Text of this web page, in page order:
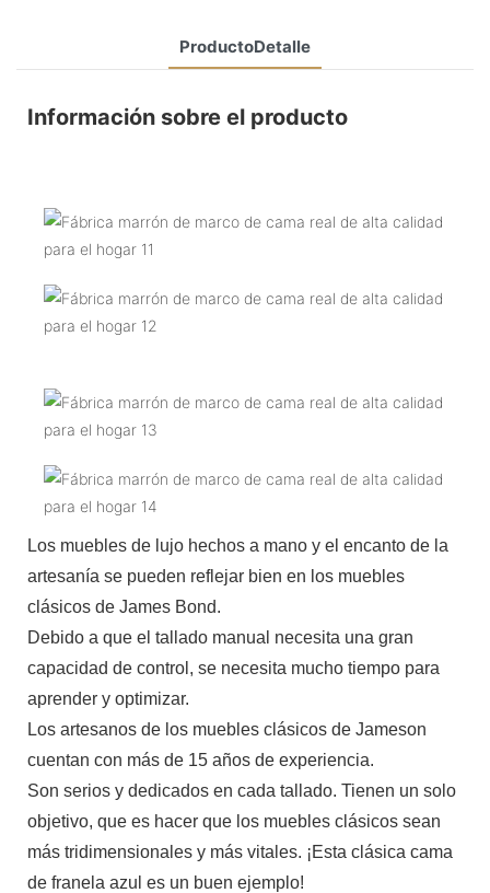
ProductoDetalle
Información sobre el producto
Los muebles de lujo hechos a mano y el encanto de la
artesanía se pueden reflejar bien en los muebles
clásicos de James Bond.
Debido a que el tallado manual necesita una gran
capacidad de control, se necesita mucho tiempo para
aprender y optimizar.
Los artesanos de los muebles clásicos de Jameson
cuentan con más de 15 años de experiencia.
Son serios y dedicados en cada tallado. Tienen un solo
objetivo, que es hacer que los muebles clásicos sean
más tridimensionales y más vitales. ¡Esta clásica cama
de franela azul es un buen ejemplo!